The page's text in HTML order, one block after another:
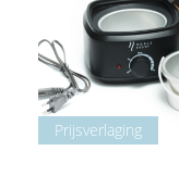
Prijsverlaging